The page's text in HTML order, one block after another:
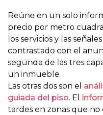
Reúne en un solo
precio por metro
los servicios y las
contrastado con el
segunda de las tres
un inmueble.
Las otras dos son el
guiada del piso. El
tardes en zonas que no